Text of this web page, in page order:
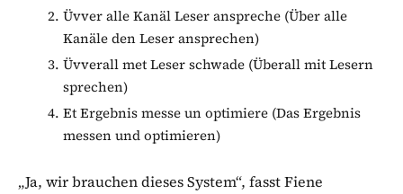
Üvver alle Kanäl Leser anspreche (Über alle
Kanäle den Leser ansprechen)
Üvverall met Leser schwade (Überall mit Lesern
sprechen)
Et Ergebnis messe un optimiere (Das Ergebnis
messen und optimieren)
„Ja, wir brauchen dieses System“, fasst Fiene